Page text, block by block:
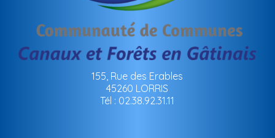
155, Rue des Erables
45260 LORRIS
Tél : 02.38.92.31.11